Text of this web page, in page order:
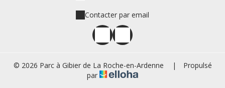
Contacter par email
© 2026 Parc à Gibier de La Roche-en-Ardenne |
Propulsé
par